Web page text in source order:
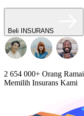
Beli INSURANS
2 654 000+ Orang Ramai
Memilih Insurans Kami